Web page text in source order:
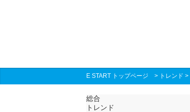
E START トップページ > トレンド >
総合
トレンド